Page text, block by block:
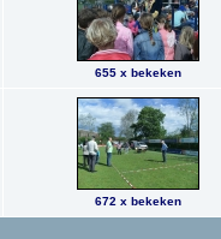
655 x bekeken
672 x bekeken